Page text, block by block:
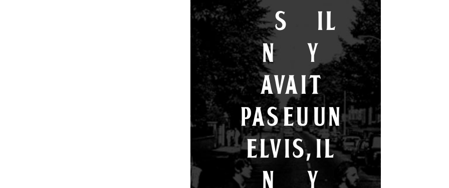
“S’il
n’y
avait
pas eu un
Elvis, il
n’y